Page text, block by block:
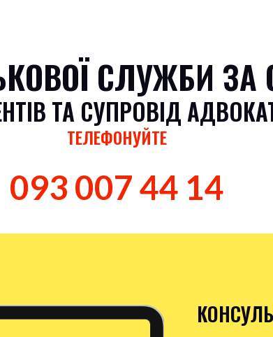
СЛУЖБИ
ТА СУПРОВІД
ТЕЛЕФОНУЙТЕ
093 007 44 14